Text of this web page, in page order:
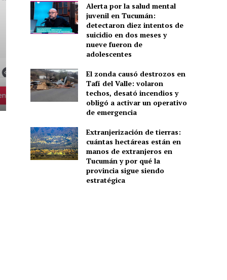
Alerta por la salud mental
juvenil en Tucumán:
detectaron diez intentos de
suicidio en dos meses y
nueve fueron de
adolescentes
El zonda causó destrozos en
Tafí del Valle: volaron
techos, desató incendios y
obligó a activar un operativo
de emergencia
Extranjerización de tierras:
cuántas hectáreas están en
manos de extranjeros en
Tucumán y por qué la
provincia sigue siendo
estratégica